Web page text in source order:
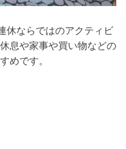
休ならではのアクティビ
息や家事や買い物などの
めです。